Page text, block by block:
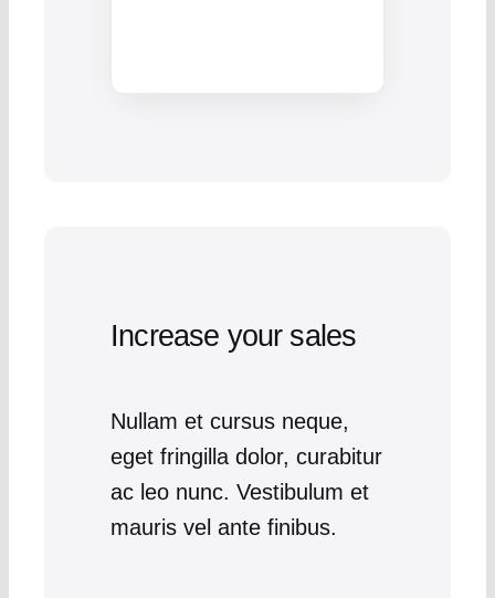
Increase your sales
Nullam et cursus neque,
eget fringilla dolor, curabitur
ac leo nunc. Vestibulum et
mauris vel ante finibus.